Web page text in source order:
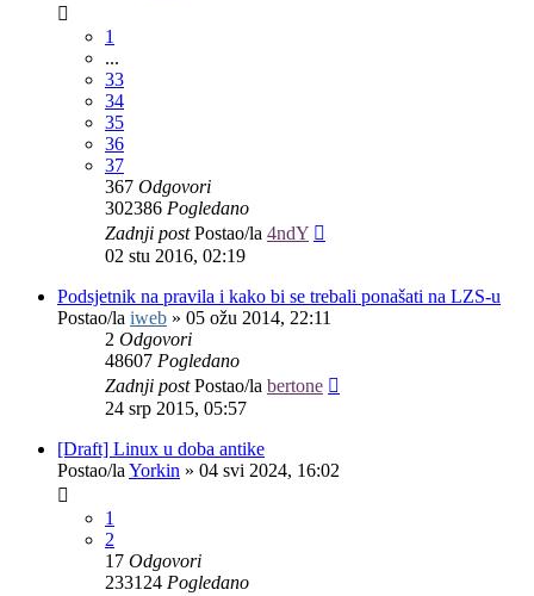
1
...
33
34
35
36
37
367 Odgovori
302386 Pogledano
Zadnji postPostao/la 4ndY
02 stu 2016, 02:19
Podsjetnik na pravila i kako bi se trebali ponašati na LZS-u
Postao/la iweb » 05 ožu 2014, 22:11
2 Odgovori
48607 Pogledano
Zadnji postPostao/la bertone
24 srp 2015, 05:57
[Draft] Linux u doba antike
Postao/la Yorkin » 04 svi 2024, 16:02
1
2
17 Odgovori
233124 Pogledano